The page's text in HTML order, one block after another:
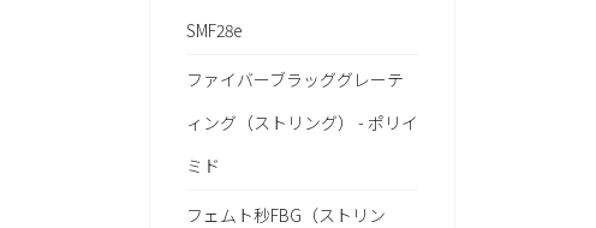
SMF28e
ファイバーブラッググレーテ
ィング（ストリング） - ポリイ
ミド
フェムト秒FBG（ストリン